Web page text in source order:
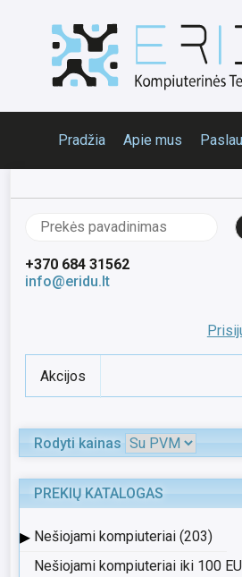
Pradžia Apie mus
Ieškoti:
+370 684 31562
info@eridu.lt
Akcijos
Rodyti kainas
PREKIŲ KATALOGAS
▸ Nešiojami kompiuteriai (203)
Nešiojami kompiuteriai iki 100